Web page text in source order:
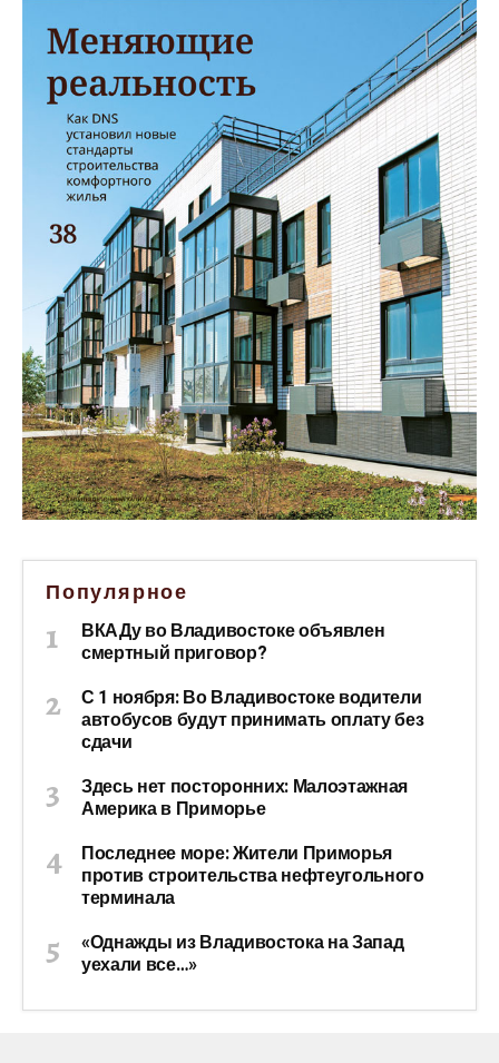
Популярное
ВКАДу во Владивостоке объявлен
смертный приговор?
С 1 ноября: Во Владивостоке водители
автобусов будут принимать оплату без
сдачи
Здесь нет посторонних: Малоэтажная
Америка в Приморье
Последнее море: Жители Приморья
против строительства нефтеугольного
терминала
«Однажды из Владивостока на Запад
уехали все…»